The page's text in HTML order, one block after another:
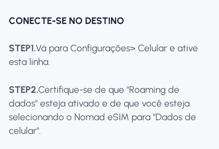
CONECTE-SE NO DESTINO
STEP1.Vá para Configurações> Celular e ative
esta linha.
STEP2.Certifique-se de que "Roaming de
dados" esteja ativado e de que você esteja
selecionando o Nomad eSIM para "Dados de
celular".